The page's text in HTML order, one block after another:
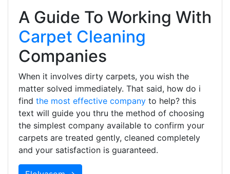
A Guide To Working With
Carpet Cleaning
Companies
When it involves dirty carpets, you wish the
matter solved immediately. That said, how do i
find the most effective company to help? this
text will guide you thru the method of choosing
the simplest company available to confirm your
carpets are treated gently, cleaned completely
and your satisfaction is guaranteed.